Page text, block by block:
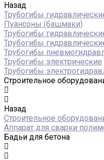
Назад
Трубогибы
Пуансоны (башмаки)
Трубогибы
Трубогибы
Трубогибы
Трубогибы электрические
Трубогибы
Строительное
Назад
Строительное
Аппарат для сварки
Бадьи для бетона